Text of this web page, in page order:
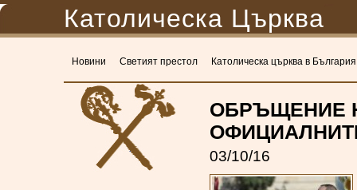
Католическа Църква
Новини Светият престол Католическа църква в България
ОБРЪЩЕНИЕ
03/10/16